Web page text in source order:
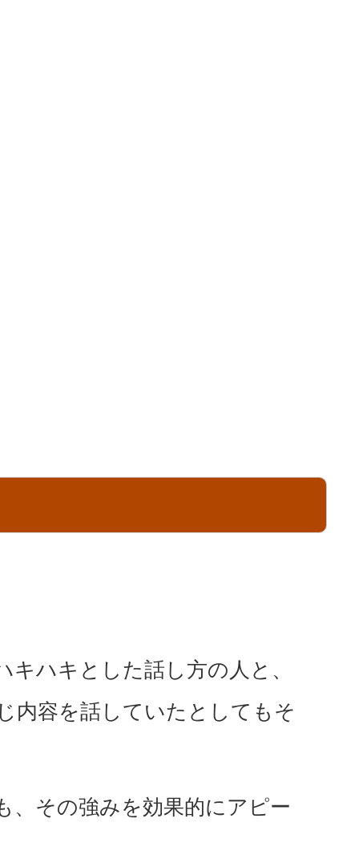
ハキとした話し方の人と、
内容を話していたとしてもそ
、その強みを効果的にアピー